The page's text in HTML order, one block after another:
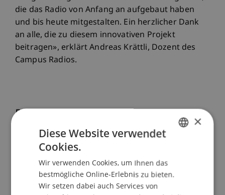
die das Radio von Anfang an aufgebaut haben
und bis heute mitgestalten. Ein herzlicher Dank
an alle, die zu diesem innovativen Projekt
beitragen», erklärt Andreas Krättli, Dozent des
Campus Radios.
Praxisnahes Lernen für
Studierende
Das Campus Radio gibt Studierenden der
Universität Liechtenstein die Möglichkeit,
praktische Medienerfahrung zu sammeln. Hier
×
Diese Website verwendet
Cookies.
Wir verwenden Cookies, um Ihnen das
bestmögliche Online-Erlebnis zu bieten.
Wir setzen dabei auch Services von